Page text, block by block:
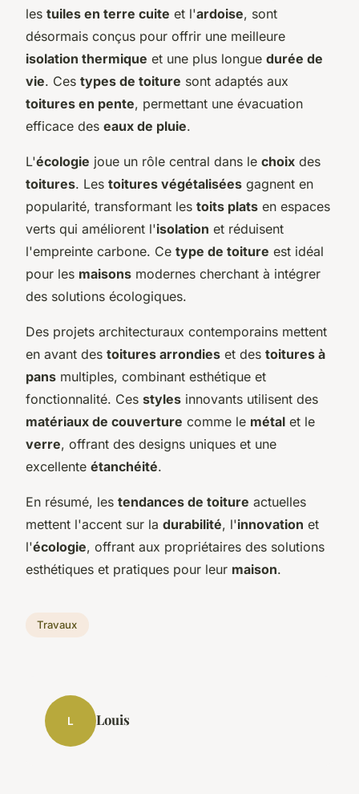
les tuiles en terre cuite et l'ardoise, sont
désormais conçus pour offrir une meilleure
isolation thermique et une plus longue durée de
vie. Ces types de toiture sont adaptés aux
toitures en pente, permettant une évacuation
efficace des eaux de pluie.
L'écologie joue un rôle central dans le choix des
toitures. Les toitures végétalisées gagnent en
popularité, transformant les toits plats en espaces
verts qui améliorent l'isolation et réduisent
l'empreinte carbone. Ce type de toiture est idéal
pour les maisons modernes cherchant à intégrer
des solutions écologiques.
Des projets architecturaux contemporains mettent
en avant des toitures arrondies et des toitures à
pans multiples, combinant esthétique et
fonctionnalité. Ces styles innovants utilisent des
matériaux de couverture comme le métal et le
verre, offrant des designs uniques et une
excellente étanchéité.
En résumé, les tendances de toiture actuelles
mettent l'accent sur la durabilité, l'innovation et
l'écologie, offrant aux propriétaires des solutions
esthétiques et pratiques pour leur maison.
Travaux
L Louis